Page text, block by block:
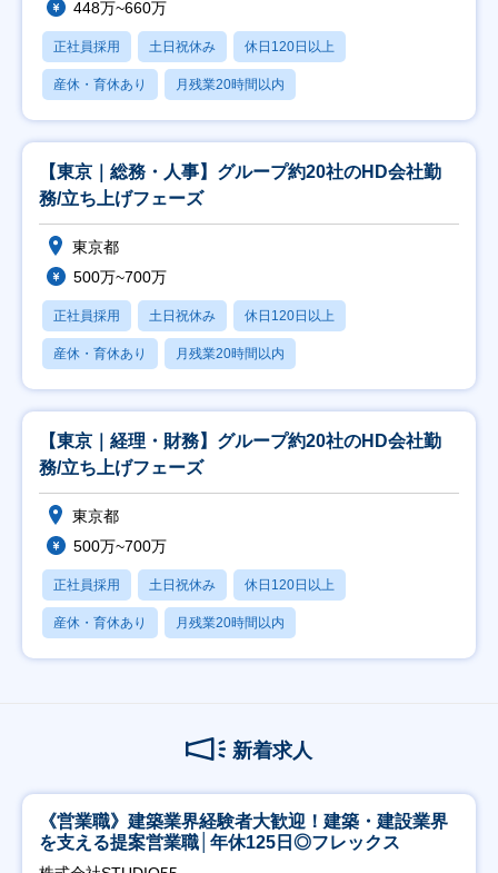
448万~660万
正社員採用 土日祝休み 休日120日以上
産休・育休あり 月残業20時間以内
【東京｜総務・人事】グループ約20社のHD会社勤
務/立ち上げフェーズ
東京都
500万~700万
正社員採用 土日祝休み 休日120日以上
産休・育休あり 月残業20時間以内
【東京｜経理・財務】グループ約20社のHD会社勤
務/立ち上げフェーズ
東京都
500万~700万
正社員採用 土日祝休み 休日120日以上
産休・育休あり 月残業20時間以内
新着求人
《営業職》建築業界経験者大歓迎！建築・建設業界
を支える提案営業職│年休125日◎フレックス